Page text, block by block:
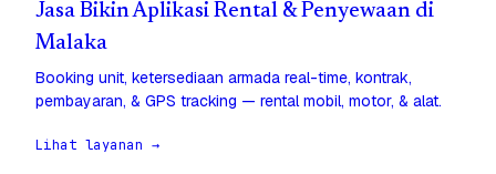
Jasa Bikin Aplikasi Rental & Penyewaan di
Malaka
Booking unit, ketersediaan armada real-time, kontrak,
pembayaran, & GPS tracking — rental mobil, motor, & alat.
Lihat layanan →